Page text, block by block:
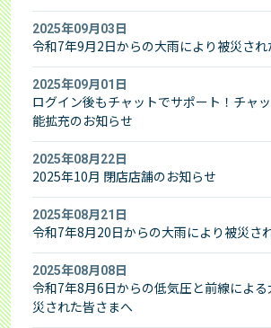
2025年09月03日
令和7年9月2日からの大雨により被災さ
2025年09月01日
ログイン後もチャットでサポート！チャ
能拡充のお知らせ
2025年08月22日
2025年10月 閉店店舗のお知らせ
2025年08月21日
令和7年8月20日からの大雨により被災さ
2025年08月08日
令和7年8月6日からの低気圧と前線によ
災された皆さまへ